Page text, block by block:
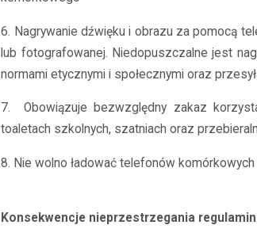
6. Nagrywanie dźwięku i obrazu za pomocą
lub fotografowanej. Niedopuszczalne jest
normami etycznymi i społecznymi oraz
7.
Obowiązuje bezwzględny zakaz
toaletach szkolnych, szatniach oraz
8. Nie wolno ładować telefonów
Konsekwencje nieprzestrzegania